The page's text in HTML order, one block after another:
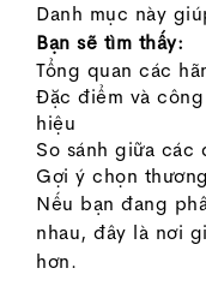
Danh mục này
Bạn sẽ tìm thấy:
Tổng quan các
Đặc điểm và
hiệu
So sánh giữa các
Gợi ý chọn
Nếu bạn đang
nhau, đây là nơi
hơn.